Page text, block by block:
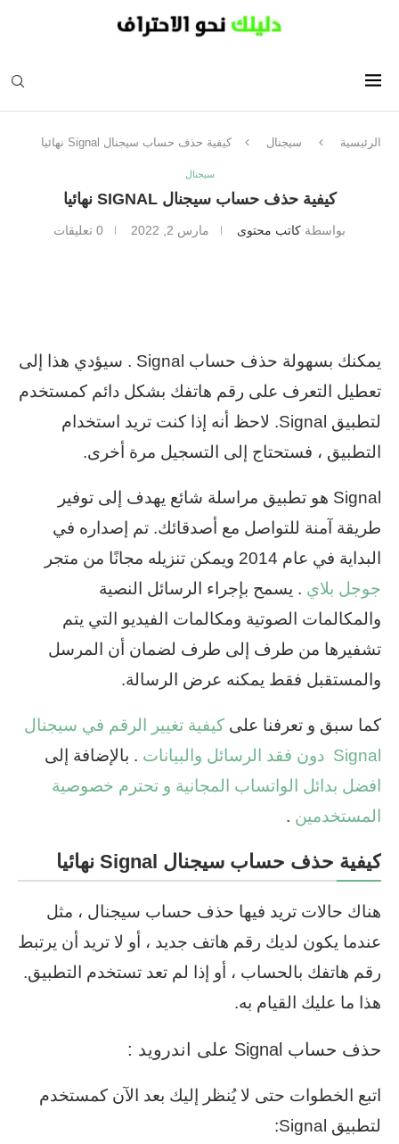
الرئيسية سيجنال كيفية حذف حساب سيجنال Signal نهائيا
سيجنال
كيفية حذف حساب سيجنال SIGNAL نهائيا
بواسطة كاتب محتوى مارس 2, 2022 0 تعليقات
يمكنك بسهولة حذف حساب Signal . سيؤدي هذا إلى
تعطيل التعرف على رقم هاتفك بشكل دائم كمستخدم
لتطبيق Signal. لاحظ أنه إذا كنت تريد استخدام
التطبيق ، فستحتاج إلى التسجيل مرة أخرى.
Signal هو تطبيق مراسلة شائع يهدف إلى توفير
طريقة آمنة للتواصل مع أصدقائك. تم إصداره في
البداية في عام 2014 ويمكن تنزيله مجانًا من متجر
جوجل بلاي . يسمح بإجراء الرسائل النصية
والمكالمات الصوتية ومكالمات الفيديو التي يتم
تشفيرها من طرف إلى طرف لضمان أن المرسل
والمستقبل فقط يمكنه عرض الرسالة.
كما سبق و تعرفنا على كيفية تغيير الرقم في سيجنال
Signal دون فقد الرسائل والبيانات
. بالإضافة إلى
افضل بدائل الواتساب المجانية و تحترم خصوصية
المستخدمين .
كيفية حذف حساب سيجنال Signal نهائيا
هناك حالات تريد فيها حذف حساب سيجنال ، مثل
عندما يكون لديك رقم هاتف جديد ، أو لا تريد أن يرتبط
رقم هاتفك بالحساب ، أو إذا لم تعد تستخدم التطبيق.
هذا ما عليك القيام به.
حذف حساب Signal على اندرويد :
اتبع الخطوات حتى لا يُنظر إليك بعد الآن كمستخدم
لتطبيق Signal: